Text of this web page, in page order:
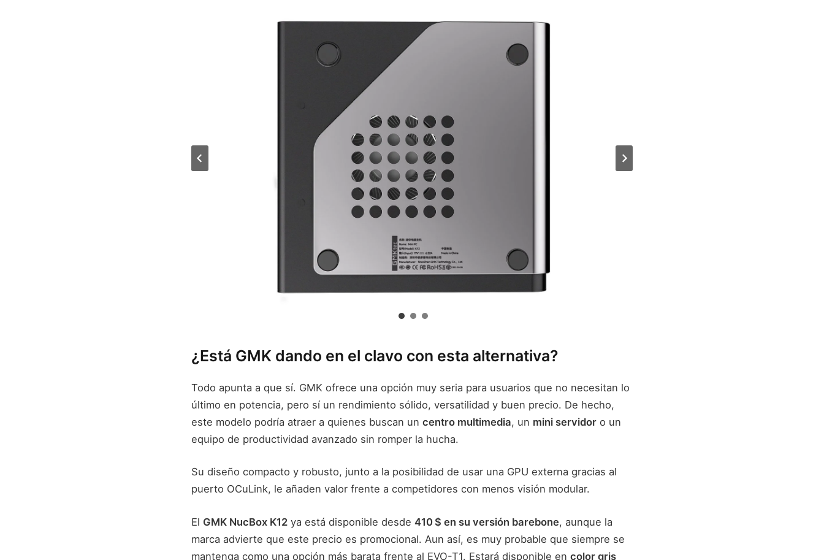
¿Está GMK dando en el clavo con esta alternativa?
Todo apunta a que sí. GMK ofrece una opción muy seria para usuarios que no necesitan lo
último en potencia, pero sí un rendimiento sólido, versatilidad y buen precio. De hecho,
este modelo podría atraer a quienes buscan un centro multimedia, un mini servidor o un
equipo de productividad avanzado sin romper la hucha.
Su diseño compacto y robusto, junto a la posibilidad de usar una GPU externa gracias al
puerto OCuLink, le añaden valor frente a competidores con menos visión modular.
El GMK NucBox K12 ya está disponible desde 410 $ en su versión barebone, aunque la
marca advierte que este precio es promocional. Aun así, es muy probable que siempre se
mantenga como una opción más barata frente al EVO-T1. Estará disponible en color gris